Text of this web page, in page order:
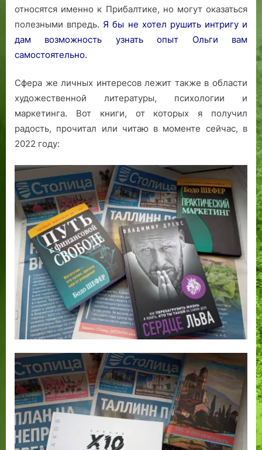
относятся именно к Прибалтике, но могут оказаться
полезными впредь. Я бы не хотел рушить интригу и
дам возможность узнать опыт Ольги вам
самостоятельно.
Сфера же личных интересов лежит также в области
художественной литературы, психологии и
маркетинга. Вот книги, от которых я получил
радость, прочитал или читаю в моменте сейчас, в
2022 году: